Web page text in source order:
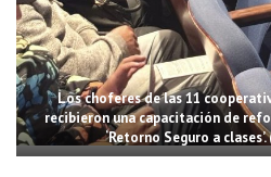
Los choferes de las 11
recibieron una capacitación de
‘Retorno Seguro a